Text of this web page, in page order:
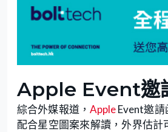
Apple Event邀
綜合外媒報道，AppleEvent邀
配合星空圖案來解讀，外界估